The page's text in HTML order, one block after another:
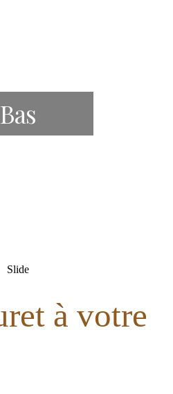
Slide
à votre